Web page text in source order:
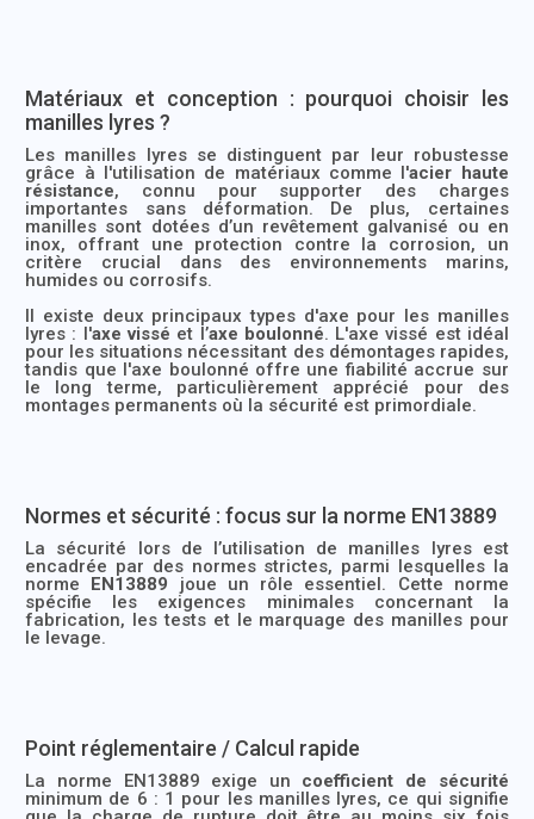
Matériaux et conception : pourquoi choisir les
manilles lyres ?
Les manilles lyres se distinguent par leur robustesse
grâce à l'utilisation de matériaux comme l'acier haute
résistance, connu pour supporter des charges
importantes sans déformation. De plus, certaines
manilles sont dotées d’un revêtement galvanisé ou en
inox, offrant une protection contre la corrosion, un
critère crucial dans des environnements marins,
humides ou corrosifs.
Il existe deux principaux types d'axe pour les manilles
lyres : l'axe vissé et l’axe boulonné. L'axe vissé est idéal
pour les situations nécessitant des démontages rapides,
tandis que l'axe boulonné offre une fiabilité accrue sur
le long terme, particulièrement apprécié pour des
montages permanents où la sécurité est primordiale.
Normes et sécurité : focus sur la norme EN13889
La sécurité lors de l’utilisation de manilles lyres est
encadrée par des normes strictes, parmi lesquelles la
norme EN13889 joue un rôle essentiel. Cette norme
spécifie les exigences minimales concernant la
fabrication, les tests et le marquage des manilles pour
le levage.
Point réglementaire / Calcul rapide
La norme EN13889 exige un coefficient de sécurité
minimum de 6 : 1 pour les manilles lyres, ce qui signifie